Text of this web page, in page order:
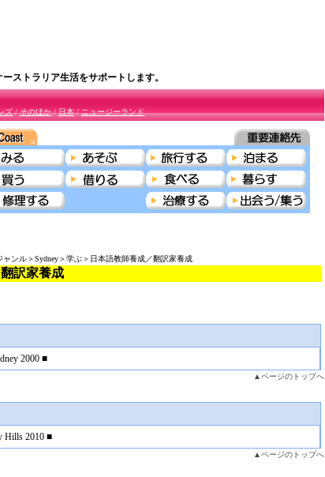
ストラリア生活をサポートします。
ズ/そのほか/日本/ニュージーランド
ャンル＞Sydney＞学ぶ＞日本語教師養成／翻訳家養成
訳家養成
2000 ■
▲ページのトップへ
Hills 2010 ■
▲ページのトップへ